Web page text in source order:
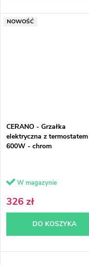
NOWOŚĆ
CERANO - Grzałka
elektryczna z
600W - chrom
W magazynie
326 zł
DO KOSZYKA